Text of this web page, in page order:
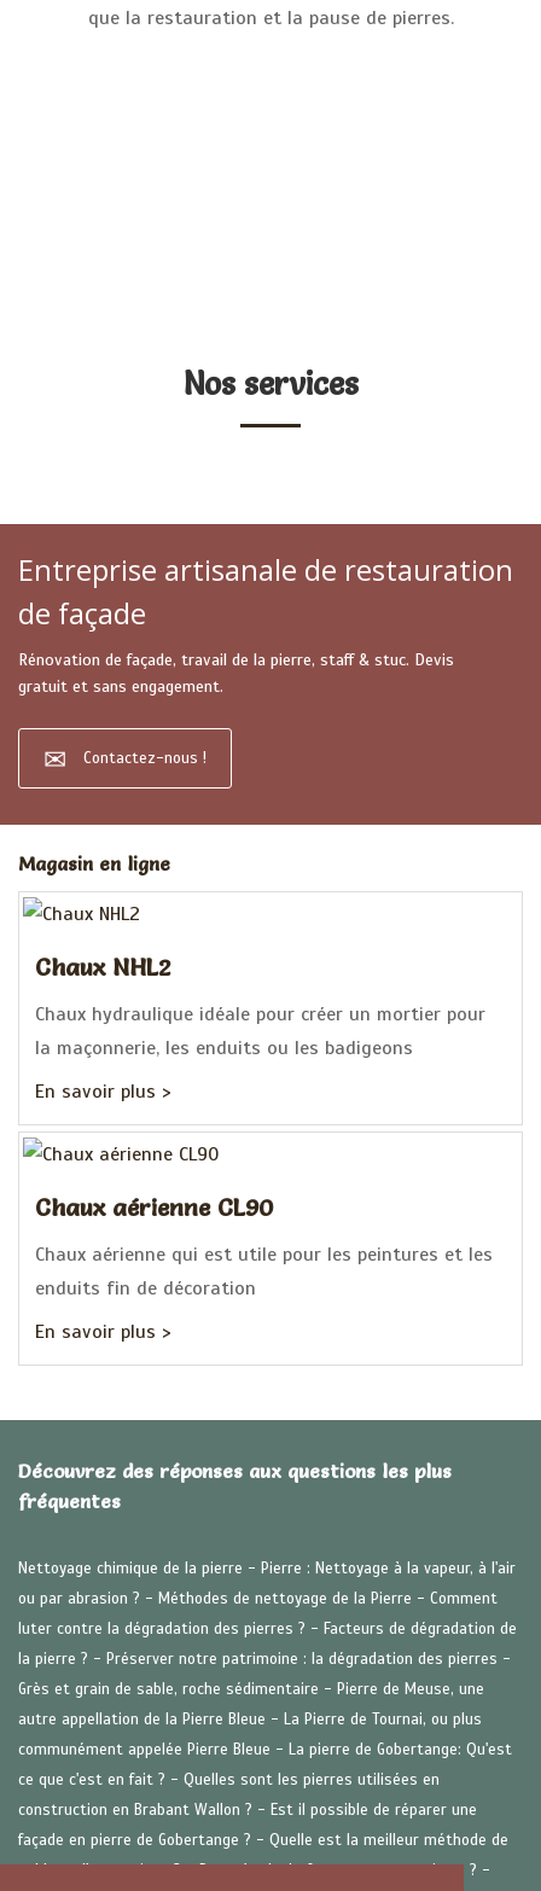
que la restauration et la pause de pierres.
Nos services
Entreprise artisanale de restauration
de façade
Rénovation de façade, travail de la pierre, staff & stuc. Devis
gratuit et sans engagement.
Contactez-nous !
Magasin en ligne
Chaux NHL2
Chaux hydraulique idéale pour créer un mortier pour
la maçonnerie, les enduits ou les badigeons
En savoir plus >
Chaux aérienne CL90
Chaux aérienne qui est utile pour les peintures et les
enduits fin de décoration
En savoir plus >
Découvrez des réponses aux questions les plus
fréquentes
Nettoyage chimique de la pierre - Pierre : Nettoyage à la vapeur, à l'air
ou par abrasion ? - Méthodes de nettoyage de la Pierre - Comment
luter contre la dégradation des pierres ? - Facteurs de dégradation de
la pierre ? - Préserver notre patrimoine : la dégradation des pierres -
Grès et grain de sable, roche sédimentaire - Pierre de Meuse, une
autre appellation de la Pierre Bleue - La Pierre de Tournai, ou plus
communément appelée Pierre Bleue - La pierre de Gobertange: Qu'est
ce que c'est en fait ? - Quelles sont les pierres utilisées en
construction en Brabant Wallon ? - Est il possible de réparer une
façade en pierre de Gobertange ? - Quelle est la meilleur méthode de
sablage d'une maison ? -Peux t'on hydrofuger un mur en pierre ? -